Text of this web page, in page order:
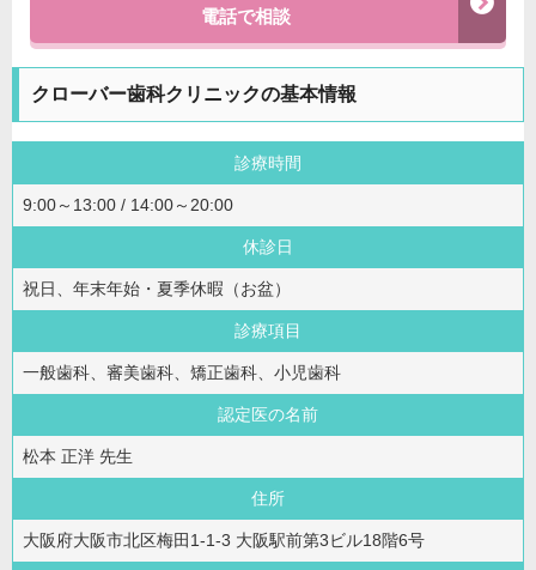
電話で相談
クローバー歯科クリニックの基本情報
診療時間
9:00～13:00 / 14:00～20:00
休診日
祝日、年末年始・夏季休暇（お盆）
診療項目
一般歯科、審美歯科、矯正歯科、小児歯科
認定医の名前
松本 正洋 先生
住所
大阪府大阪市北区梅田1-1-3 大阪駅前第3ビル18階6号